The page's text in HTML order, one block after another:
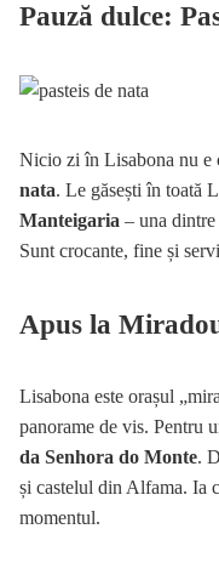
Pauză dulce:
Nicio zi în Lisabona nu e
nata. Le găsești în toată
Manteigaria – una
Sunt crocante, fine și
Apus la
Lisabona este orașul
panorame de vis. Pentru
da Senhora do Monte.
și castelul din Alfama. Ia
momentul.